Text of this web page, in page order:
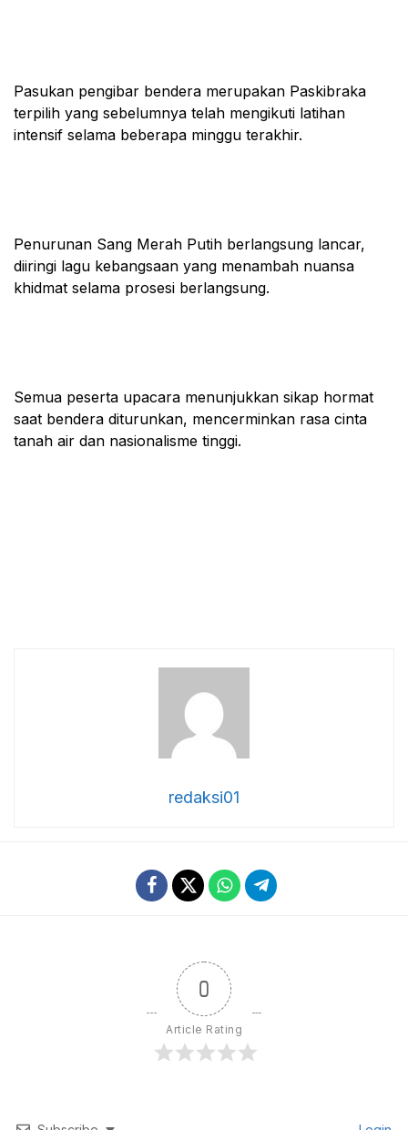
Pasukan pengibar bendera merupakan Paskibraka
terpilih yang sebelumnya telah mengikuti latihan
intensif selama beberapa minggu terakhir.
Penurunan Sang Merah Putih berlangsung lancar,
diiringi lagu kebangsaan yang menambah nuansa
khidmat selama prosesi berlangsung.
Semua peserta upacara menunjukkan sikap hormat
saat bendera diturunkan, mencerminkan rasa cinta
tanah air dan nasionalisme tinggi.
redaksi01
0
Article Rating